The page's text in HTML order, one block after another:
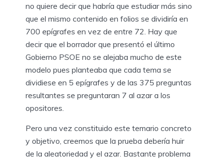
no quiere decir que habría que estudiar más sino
que el mismo contenido en folios se dividiría en
700 epígrafes en vez de entre 72. Hay que
decir que el borrador que presentó el último
Gobierno PSOE no se alejaba mucho de este
modelo pues planteaba que cada tema se
dividiese en 5 epígrafes y de las 375 preguntas
resultantes se preguntaran 7 al azar a los
opositores.
Pero una vez constituido este temario concreto
y objetivo, creemos que la prueba debería huir
de la aleatoriedad y el azar. Bastante problema